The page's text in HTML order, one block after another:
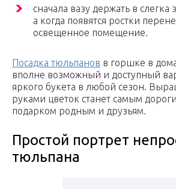
сначала вазу держать в слегка
а когда появятся ростки
освещенное помещение.
Посадка тюльпанов в горшке в
вполне возможный и доступный
яркого букета в любой сезон.
руками цветок станет самым
подарком родным и друзьям.
Простой портрет
тюльпана